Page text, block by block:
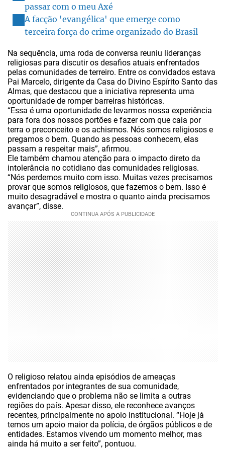
passar com o meu Axé
A facção 'evangélica' que emerge como
terceira força do crime organizado do Brasil
Na sequência, uma roda de conversa reuniu lideranças
religiosas para discutir os desafios atuais enfrentados
pelas comunidades de terreiro. Entre os convidados estava
Pai Marcelo, dirigente da Casa do Divino Espírito Santo das
Almas, que destacou que a iniciativa representa uma
oportunidade de romper barreiras históricas.
“Essa é uma oportunidade de levarmos nossa experiência
para fora dos nossos portões e fazer com que caia por
terra o preconceito e os achismos. Nós somos religiosos e
pregamos o bem. Quando as pessoas conhecem, elas
passam a respeitar mais”, afirmou.
Ele também chamou atenção para o impacto direto da
intolerância no cotidiano das comunidades religiosas.
“Nós perdemos muito com isso. Muitas vezes precisamos
provar que somos religiosos, que fazemos o bem. Isso é
muito desagradável e mostra o quanto ainda precisamos
avançar”, disse.
O religioso relatou ainda episódios de ameaças
enfrentados por integrantes de sua comunidade,
evidenciando que o problema não se limita a outras
regiões do país. Apesar disso, ele reconhece avanços
recentes, principalmente no apoio institucional. “Hoje já
temos um apoio maior da polícia, de órgãos públicos e de
entidades. Estamos vivendo um momento melhor, mas
ainda há muito a ser feito”, pontuou.